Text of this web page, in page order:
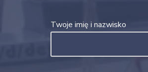
Twoje imię i nazwisko